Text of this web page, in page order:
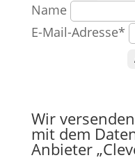
Name
E-Mail-Adresse*
Wir
mit dem
Anbieter